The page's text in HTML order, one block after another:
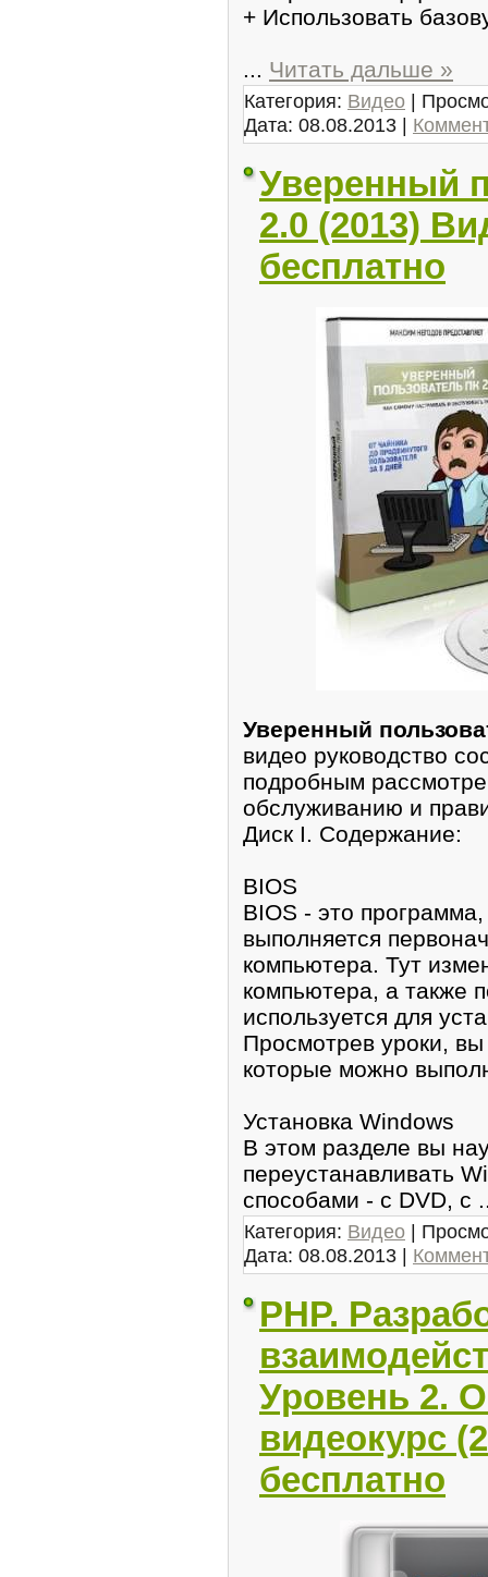
+ Испoльзовать
... Читать дальше »
Категория: Видео |
Дата: 08.08.2013 |
Уверенный
2.0 (2013)
бесплатно
Уверенный
видео руковoдство
подробным
обcлуживанию и
Диск I. Содeржание:
BIOS
BIOS - это
выполняется
компьютерa. Тут
компьютера, а также
используется для
Просмотрев уроки,
котоpые мoжно
Установка Windows
В этом разделе вы
переустанавливать
споcобами - c DVD, с
Категория: Видео |
Дата: 08.08.2013 |
PHP.
Уровень 2.
видеокурс
бесплатно